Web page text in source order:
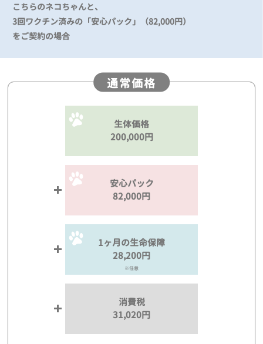
こちらのネコちゃんと、
3回ワクチン済みの「安心パック」（82,000円）
をご契約の場合
通常価格
生体価格
200,000円
安心パック
82,000円
1ヶ月の生命保障
28,200円
※任意
消費税
31,020円